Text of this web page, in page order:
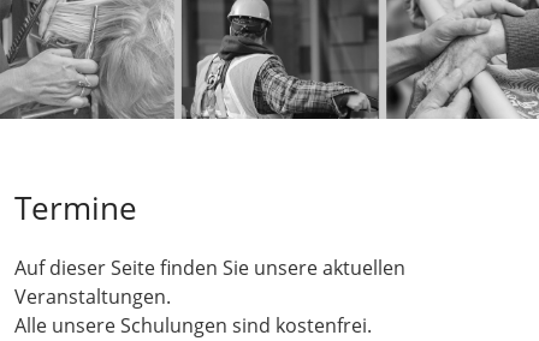
Termine
Auf dieser Seite finden Sie unsere aktuellen
Veranstaltungen.
Alle unsere Schulungen sind kostenfrei.